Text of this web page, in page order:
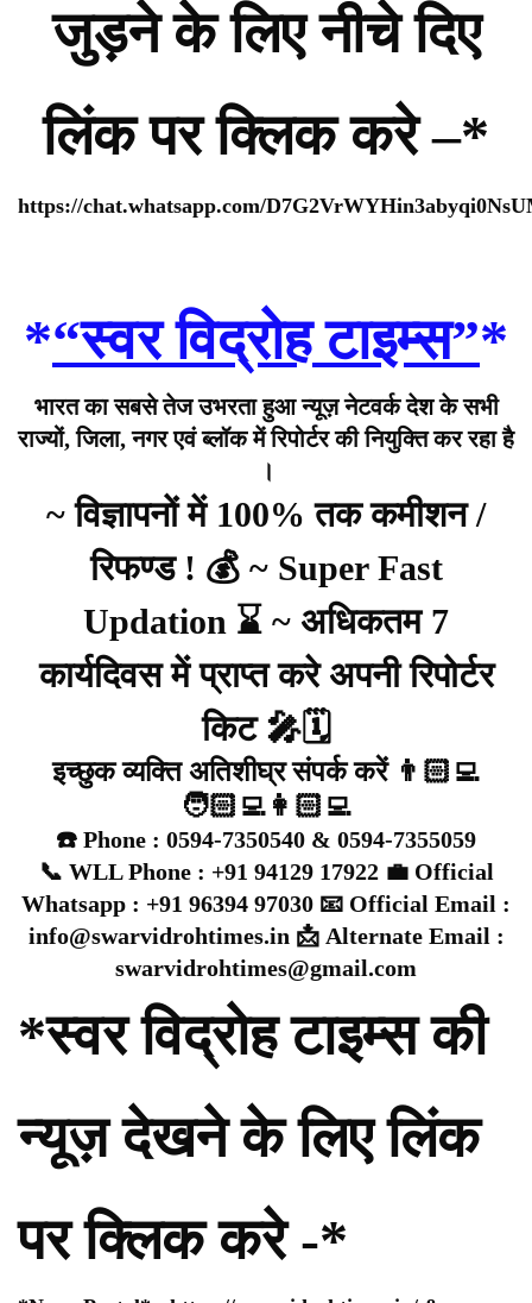
जुड़ने के लिए नीचे दिए
लिंक पर क्लिक करे –*
https://chat.whatsapp.com/
*“स्वर विद्रोह टाइम्स”*
भारत का सबसे तेज उभरता हुआ न्यूज़ नेटवर्क देश के सभी
राज्यों, जिला, नगर एवं ब्लॉक में रिपोर्टर की नियुक्ति कर रहा है
।
~ विज्ञापनों में 100% तक कमीशन /
रिफण्ड ! 💰 ~ Super Fast
Updation ⌛ ~ अधिकतम 7
कार्यदिवस में प्राप्त करे अपनी रिपोर्टर
किट 🎤🗓️
इच्छुक व्यक्ति अतिशीघ्र संपर्क करें 👨🏻‍💻
🧑🏻‍💻👩🏻‍💻
☎️ Phone : 0594-7350540 & 0594-7355059
📞 WLL Phone : +91 94129 17922 💼 Official
Whatsapp : +91 96394 97030 📧 Official Email :
info@swarvidrohtimes.in 📩 Alternate Email :
swarvidrohtimes@gmail.com
*स्वर विद्रोह टाइम्स की
न्यूज़ देखने के लिए लिंक
पर क्लिक करे -*